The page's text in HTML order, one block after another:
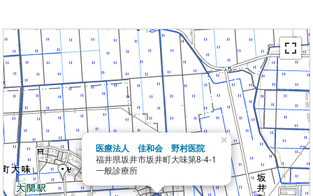
医療法人 佳和会 野村医院
福井県坂井市坂井町大味第8-4-1
一般診療所
×